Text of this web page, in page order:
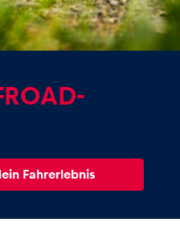
Alle anzeigen
Alle anzeigen
Fahrerlebnis